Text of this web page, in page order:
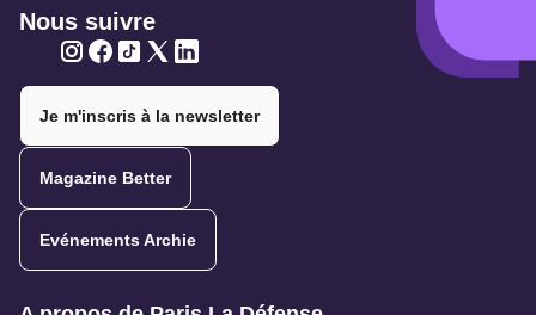
Nous suivre
Je m'inscris à la newsletter
Magazine Better
Evénements Archie